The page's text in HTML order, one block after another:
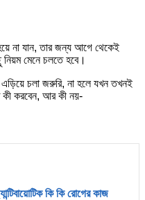
না যান, তার জন্য আগে থেকেই
মেনে চলতে হবে।
এড়িয়ে চলা জরুরি, না হলে যখন তখনই
কী করবেন, আর কী নয়-
কি কি রোগের কাজ